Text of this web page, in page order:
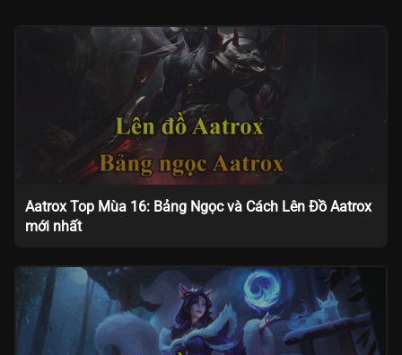
Aatrox Top Mùa 16: Bảng Ngọc và Cách Lên Đồ Aatrox
mới nhất